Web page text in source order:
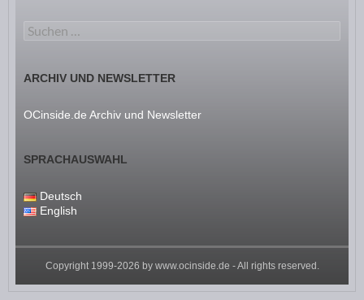
Suchen nach:
ARCHIV UND NEWSLETTER
OCinside.de Archiv und Newsletter
SPRACHAUSWAHL
Deutsch
English
Copyright 1999-2026 by www.ocinside.de - All rights reserved.